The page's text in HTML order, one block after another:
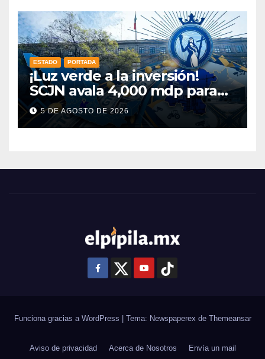
ESTADO PORTADA
¡Luz verde a la inversión!
SCJN avala 4,000 mdp para
Guanajuato: ¿en qué se usará
este dinero?
5 DE AGOSTO DE 2026
Funciona gracias a WordPress Tema: Newspaperex de Themeansar
Aviso de privacidad Acerca de Nosotros Envía un mail